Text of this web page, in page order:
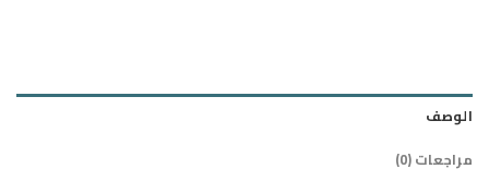
الوصف
مراجعات (0)